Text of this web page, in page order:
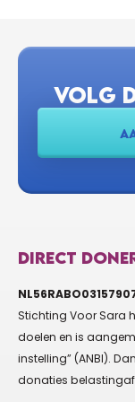
VOLG
DIRECT
Stichting Voor Sara
doelen en is
instelling” (ANBI).
donaties